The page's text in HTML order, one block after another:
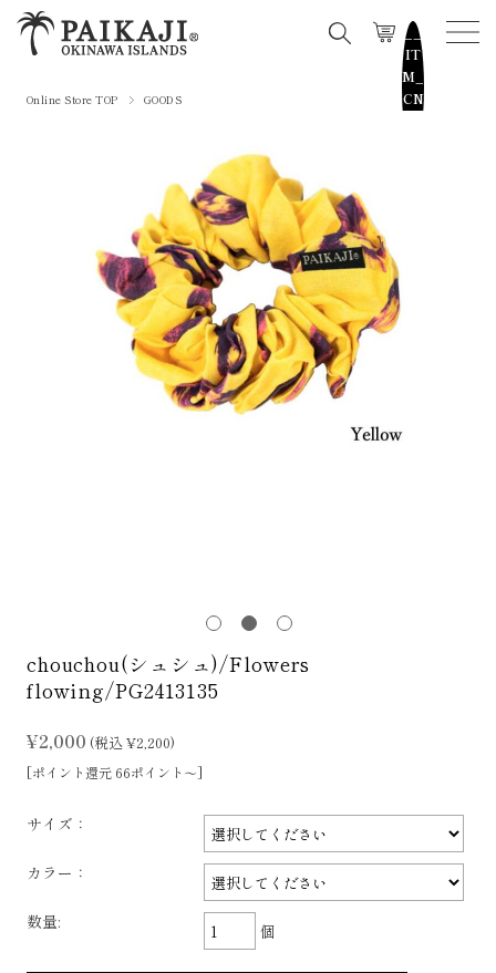
__
IT
M_
CN
Online Store TOP GOODS
chouchou(シュシュ)/Flowers
flowing/PG2413135
¥2,000 (税込 ¥2,200)
[ポイント還元 66ポイント～]
サイズ：
カラー：
数量: 個